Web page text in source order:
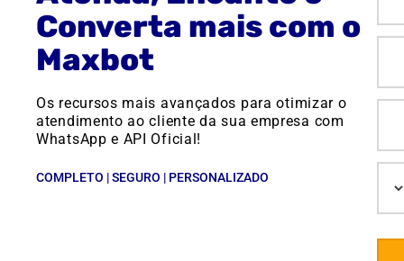
Converta mais com o
Maxbot
Os recursos mais avançados para otimizar o
atendimento ao cliente da sua empresa com
WhatsApp e API Oficial!
COMPLETO | SEGURO | PERSONALIZADO